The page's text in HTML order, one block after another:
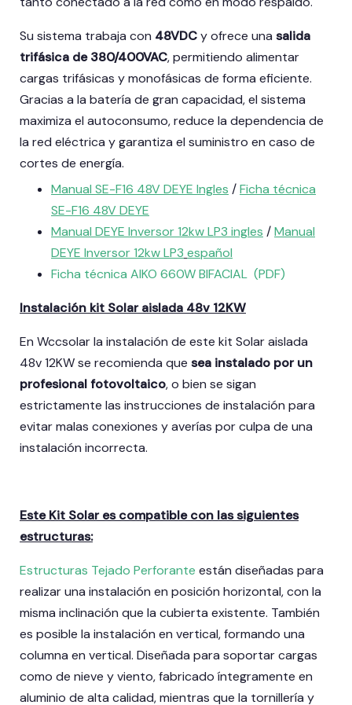
Su sistema trabaja con 48VDCy ofrece una salida
trifásica de 380/400VAC, permitiendo alimentar
cargas trifásicas y monofásicas de forma eficiente.
Gracias a la batería de gran capacidad, el sistema
maximiza el autoconsumo, reduce la dependencia de
la red eléctrica y garantiza el suministro en caso de
cortes de energía.
Manual SE-F16 48V DEYE Ingles /Ficha técnica
SE-F16 48V DEYE
Manual DEYE Inversor 12kw LP3 ingles /Manual
DEYE Inversor 12kw LP3 español
Ficha técnica AIKO 660W BIFACIAL (PDF)
Instalación kit Solar aislada 48v 12KW
En Wccsolar la instalación de este kit Solar aislada
48v 12KW se recomienda que sea instalado por un
profesional fotovoltaico, o bien se sigan
estrictamente las instrucciones de instalación para
evitar malas conexiones y averías por culpa de una
instalación incorrecta.
Este Kit Solar es compatible con las siguientes
estructuras:
Estructuras Tejado Perforante están diseñadas para
realizar una instalación en posición horizontal, con la
misma inclinación que la cubierta existente. También
es posible la instalación en vertical, formando una
columna en vertical. Diseñada para soportar cargas
como de nieve y viento, fabricado íntegramente en
aluminio de alta calidad, mientras que la tornillería y